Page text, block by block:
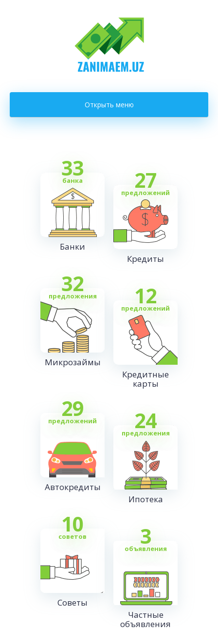
Открыть меню
33
банка
Банки
27
предложений
Кредиты
32
предложения
Микрозаймы
12
предложений
Кредитные
карты
29
предложений
Автокредиты
24
предложения
Ипотека
10
советов
Советы
3
объявления
Частные
объявления